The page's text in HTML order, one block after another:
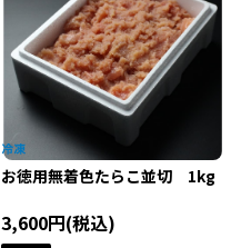
商品です。味はギフト品と変わらずお得な
価格で。
お徳用無着色たらこ並切 1kg
3,600円(税込)